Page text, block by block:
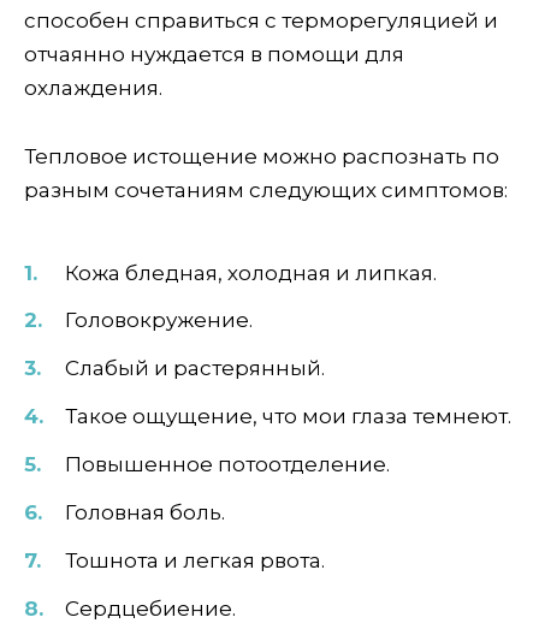
способен справиться с терморегуляцией и
отчаянно нуждается в помощи для
охлаждения.
Тепловое истощение можно распознать по
разным сочетаниям следующих симптомов:
Кожа бледная, холодная и липкая.
Головокружение.
Слабый и растерянный.
Такое ощущение, что мои глаза темнеют.
Повышенное потоотделение.
Головная боль.
Тошнота и легкая рвота.
Сердцебиение.